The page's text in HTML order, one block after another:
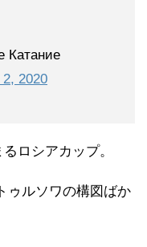
Катание
2, 2020
ロシアカップ。
ゥルソワの構図ばか